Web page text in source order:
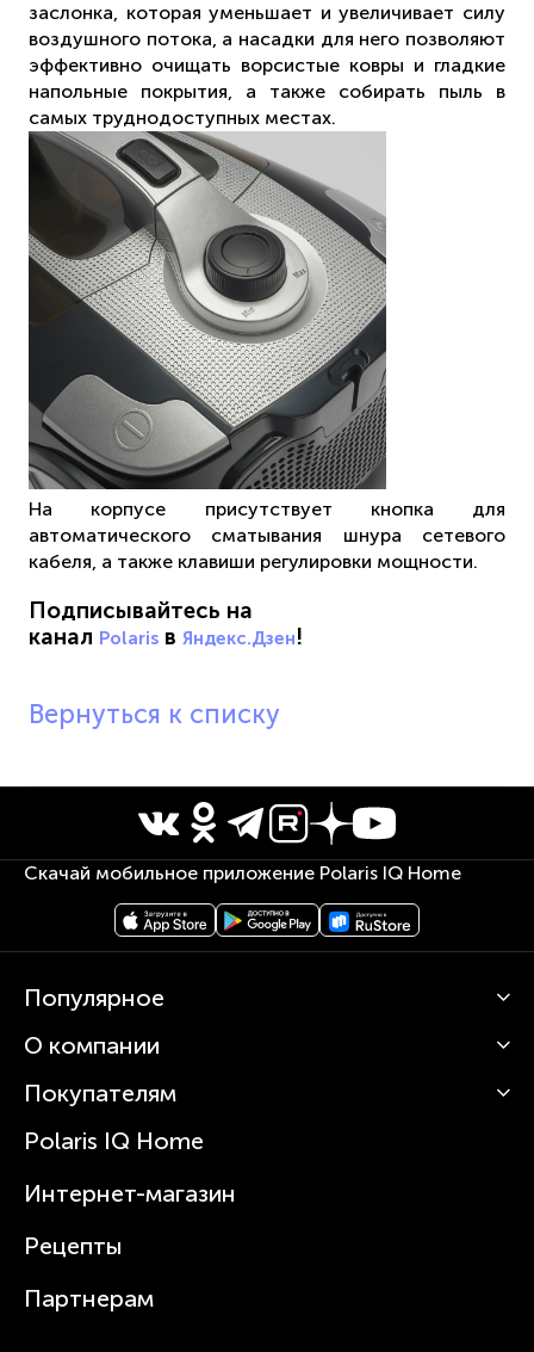
заслонка, которая уменьшает и увеличивает силу
воздушного потока, а насадки для него позволяют
эффективно очищать ворсистые ковры и гладкие
напольные покрытия, а также собирать пыль в
самых труднодоступных местах.
На корпусе присутствует кнопка для
автоматического сматывания шнура сетевого
кабеля, а также клавиши регулировки мощности.
Подписывайтесь на
канал Polaris в Яндекс.Дзен!
Вернуться к списку
Скачай мобильное приложение Polaris IQ Home
Популярное
Кофемашины
Вертикальные пылесосы
Зубные щетки и ирригаторы
Увлажнители
Посуда
О компании
О Polaris
Статьи
Покупателям
Сервисные центры
Где купить
Polaris IQ Home
Интернет-магазин
Рецепты
Партнерам